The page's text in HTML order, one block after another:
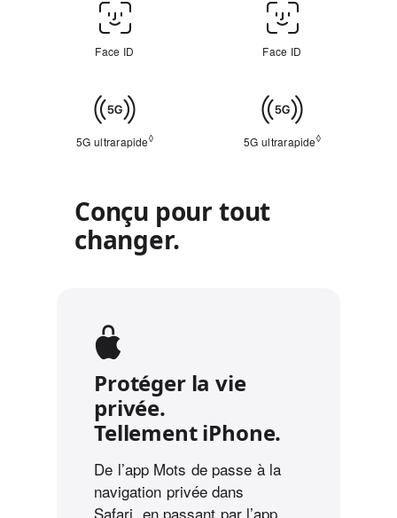
ID/Touch ID
Face ID Face ID
Connectivité
cellulaire
5G ultrarapide◊Mention légale 5G ultrarapide◊Mention légale
Conçu pour tout
changer.
Protéger la vie
privée.
Tellement iPhone.
De l’app Mots de passe à la
navigation privée dans
Safari, en passant par l’app